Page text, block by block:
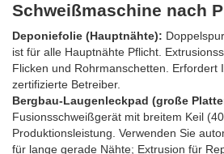
Schweißmaschine nach
Deponiefolie (Hauptnähte):
ist für alle Hauptnähte Pflicht.
Flicken und Rohrmanschetten. Erfordert
zertifizierte Betreiber.
Bergbau-Laugenleckpad (große
Fusionsschweißgerät mit breitem Keil
Produktionsleistung. Verwenden Sie
für lange gerade Nähte; Extrusion für